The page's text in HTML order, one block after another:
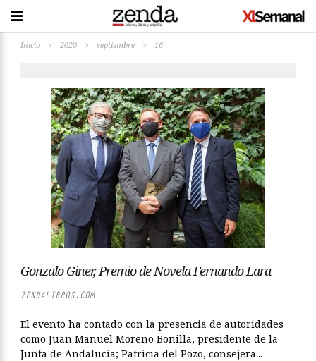
Inicio > 2020 > septiembre > 16
Gonzalo Giner, Premio de Novela Fernando Lara
ZENDALIBROS.COM
El evento ha contado con la presencia de autoridades
como Juan Manuel Moreno Bonilla, presidente de la
Junta de Andalucía; Patricia del Pozo, consejera...